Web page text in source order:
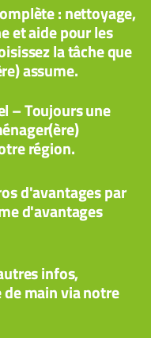
: nettoyage,
et aide pour les
la tâche que
assume.
– Toujours une
région.
d'avantages par
d'avantages
infos,
main via notre